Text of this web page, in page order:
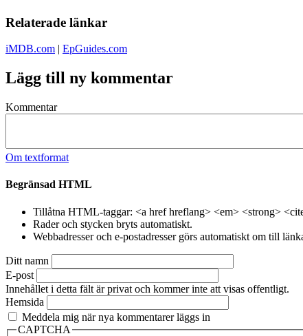
Relaterade länkar
iMDB.com | EpGuides.com
Lägg till ny kommentar
Kommentar
Om textformat
Begränsad HTML
Tillåtna HTML-taggar: <a href hreflang> <em> <strong>
Rader och stycken bryts automatiskt.
Webbadresser och e-postadresser görs automatiskt om till
Ditt namn
E-post
Innehållet i detta fält är privat och kommer inte att visas offentligt.
Hemsida
Meddela mig när nya kommentarer läggs in
CAPTCHA